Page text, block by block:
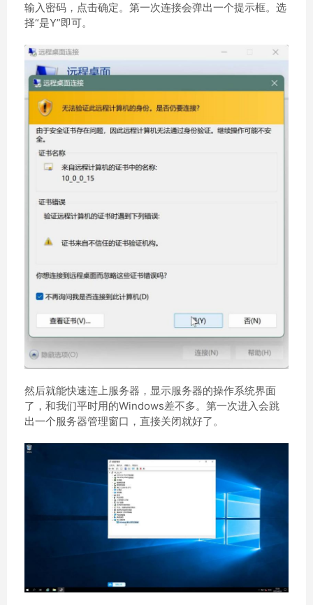
输入密码，点击确定。第一次连接会弹出一个提示框。选
择“是Y”即可。
然后就能快速连上服务器，显示服务器的操作系统界面
了，和我们平时用的Windows差不多。第一次进入会跳
出一个服务器管理窗口，直接关闭就好了。